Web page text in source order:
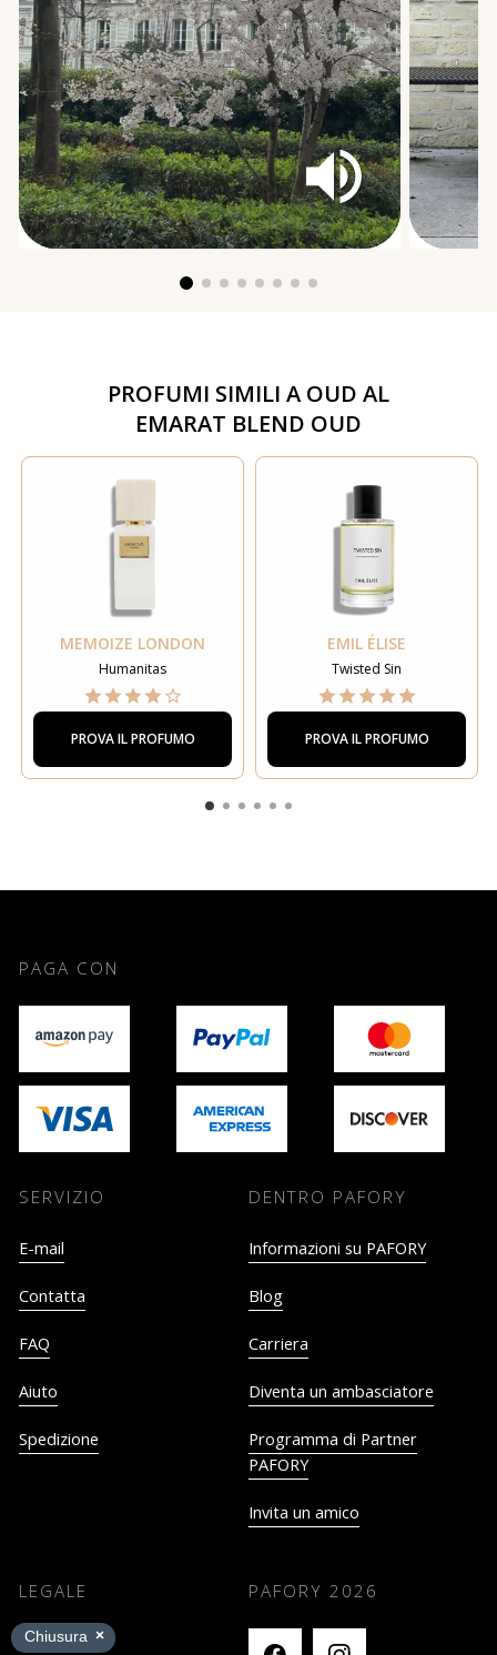
PROFUMI SIMILI A OUD AL
EMARAT BLEND OUD
MEMOIZE LONDON
Humanitas
PROVA IL PROFUMO
EMIL ÉLISE
Twisted Sin
PROVA IL PROFUMO
PAGA CON
SERVIZIO
E-mail
Contatta
FAQ
Aiuto
Spedizione
DENTRO PAFORY
Informazioni su PAFORY
Blog
Carriera
Diventa un ambasciatore
Programma di Partner
PAFORY
Invita un amico
LEGALE
Impronta
PAFORY 2026